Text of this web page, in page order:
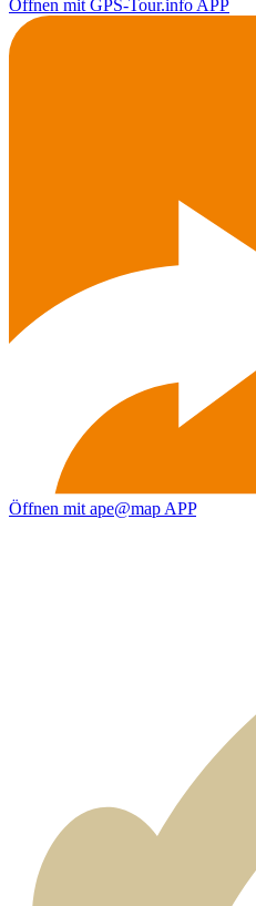
Öffnen mit GPS-Tour.info APP
Öffnen mit ape@map APP